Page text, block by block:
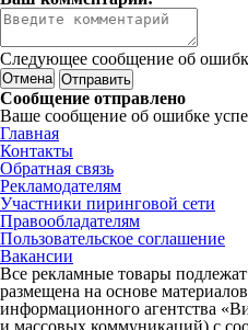
Следующее сообщение об
Отмена
Сообщение отправлено
Ваше сообщение об ошибке
Главная
Контакты
Обратная связь
Рекламодателям
Участники пиринговой сети
Правообладателям
Пользовательское соглашение
Вакансии
Все рекламные товары
размещена на основе
информационного агентства
и массовых коммуникаций) с